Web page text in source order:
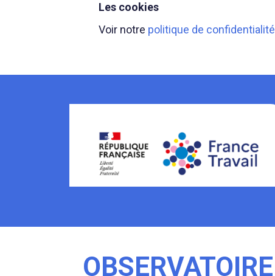
Les cookies
Voir notre politique de confidentialité
OBSERVATOIRE